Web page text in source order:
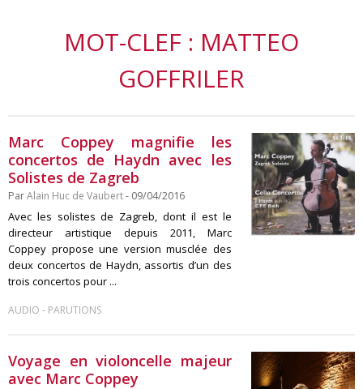
MOT-CLEF : MATTEO
GOFFRILER
Marc Coppey magnifie les
concertos de Haydn avec les
Solistes de Zagreb
ParAlain Huc de Vaubert- 09/04/2016
Avec les solistes de Zagreb, dont il est le
directeur artistique depuis 2011, Marc
Coppey propose une version musclée des
deux concertos de Haydn, assortis d’un des
trois concertos pour ...
AUDIO - PARUTIONS
Voyage en violoncelle majeur
avec Marc Coppey